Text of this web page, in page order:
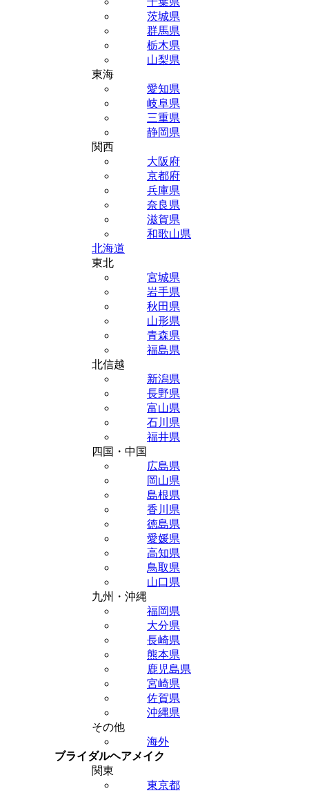
茨城県
群馬県
栃木県
山梨県
東海
愛知県
岐阜県
三重県
静岡県
関西
大阪府
京都府
兵庫県
奈良県
滋賀県
和歌山県
北海道
東北
宮城県
岩手県
秋田県
山形県
青森県
福島県
北信越
新潟県
長野県
富山県
石川県
福井県
四国・中国
広島県
岡山県
島根県
香川県
徳島県
愛媛県
高知県
鳥取県
山口県
九州・沖縄
福岡県
大分県
長崎県
熊本県
鹿児島県
宮崎県
佐賀県
沖縄県
その他
海外
ブライダルヘアメイク
関東
東京都